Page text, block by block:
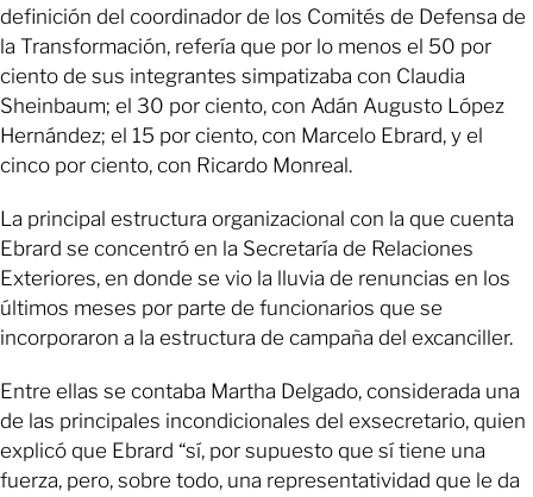
definición del coordinador de los Comités de Defensa de
la Transformación, refería que por lo menos el 50 por
ciento de sus integrantes simpatizaba con Claudia
Sheinbaum; el 30 por ciento, con Adán Augusto López
Hernández; el 15 por ciento, con Marcelo Ebrard, y el
cinco por ciento, con Ricardo Monreal.
La principal estructura organizacional con la que cuenta
Ebrard se concentró en la Secretaría de Relaciones
Exteriores, en donde se vio la lluvia de renuncias en los
últimos meses por parte de funcionarios que se
incorporaron a la estructura de campaña del excanciller.
Entre ellas se contaba Martha Delgado, considerada una
de las principales incondicionales del exsecretario, quien
explicó que Ebrard “sí, por supuesto que sí tiene una
fuerza, pero, sobre todo, una representatividad que le da